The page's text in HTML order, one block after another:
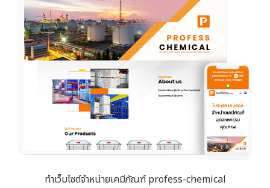
ทำเว็บไซต์จำหน่ายเคมีภัณฑ์ profess-chemical